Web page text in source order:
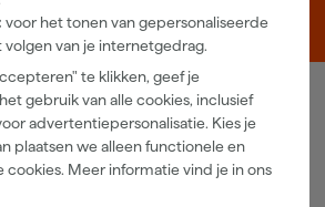
voor het tonen van gepersonaliseerde
van je internetgedrag.
te klikken, geef je
gebruik van alle cookies, inclusief
advertentiepersonalisatie. Kies je
plaatsen we alleen functionele en
cookies. Meer informatie vind je in ons